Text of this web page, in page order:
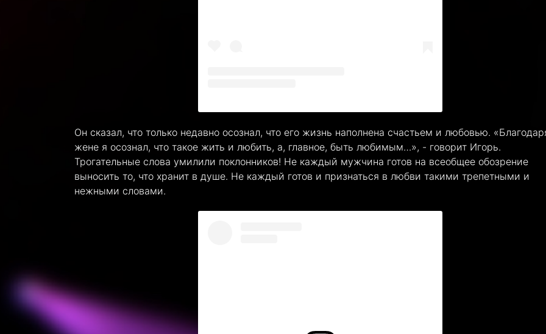
Он сказал, что только недавно осознал, что его жизнь наполнена счастьем и любовью.
жене я осознал, что такое жить и любить, а, главное, быть любимым…», - говорит Игорь.
Трогательные слова умилили поклонников! Не каждый мужчина готов на всеобщее обозрение
выносить то, что хранит в душе. Не каждый готов и признаться в любви такими трепетными и
нежными словами.